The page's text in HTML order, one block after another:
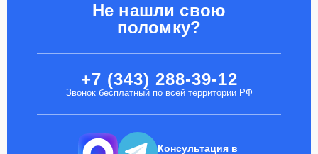
Не нашли свою
поломку?
+7 (343) 288-39-12
Звонок бесплатный по всей территории РФ
Консультация в